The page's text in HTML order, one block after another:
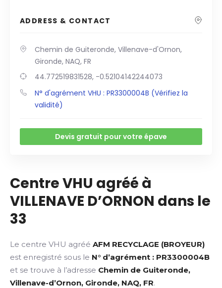
ADDRESS & CONTACT
Chemin de Guiteronde, Villenave-d'Ornon,
Gironde, NAQ, FR
44.772519831528, -0.52104142244073
N° d'agrément VHU : PR3300004B (Vérifiez la
validité)
Devis gratuit pour votre épave
Centre VHU agréé à
VILLENAVE D’ORNON dans le
33
Le centre VHU agréé AFM RECYCLAGE (BROYEUR)
est enregistré sous le N° d’agrément : PR3300004B
et se trouve à l’adresse Chemin de Guiteronde,
Villenave-d’Ornon, Gironde, NAQ, FR.